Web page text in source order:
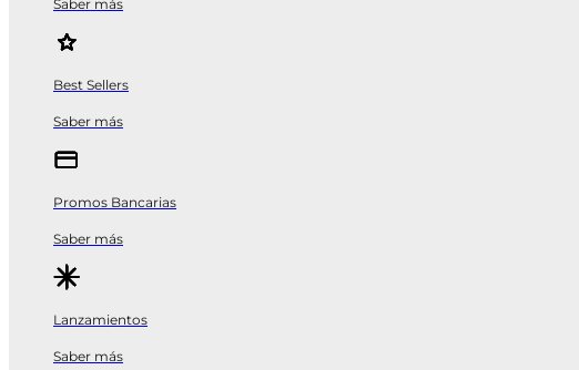
Saber más
Best Sellers
Saber más
Promos Bancarias
Saber más
Lanzamientos
Saber más